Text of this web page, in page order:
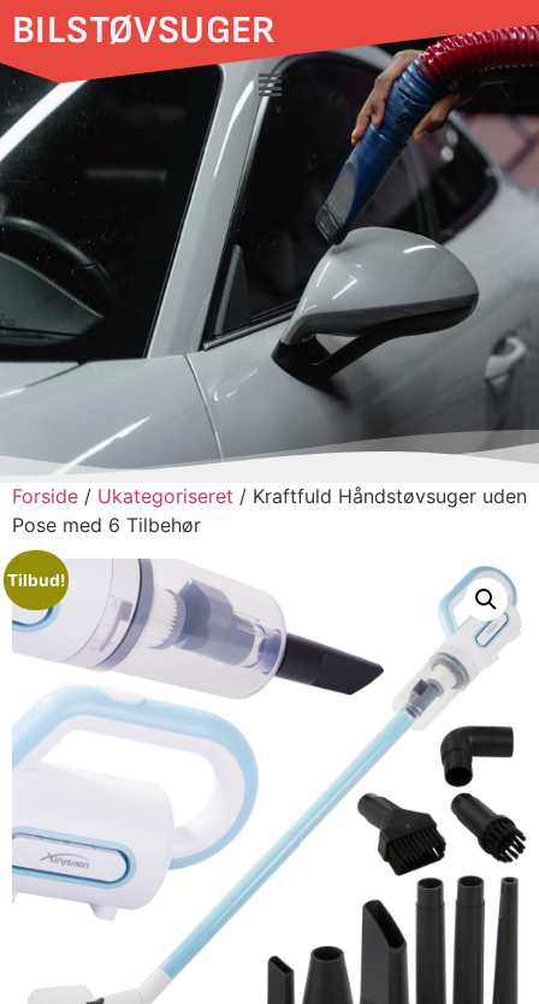
BILSTØVSUGER
Forside / Ukategoriseret / Kraftfuld Håndstøvsuger uden
Pose med 6 Tilbehør
Tilbud!